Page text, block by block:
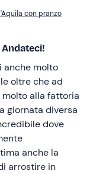
con pranzo
anche molto
oltre che ad
molto alla fattoria
giornata diversa
dove
anche la
arrostire in